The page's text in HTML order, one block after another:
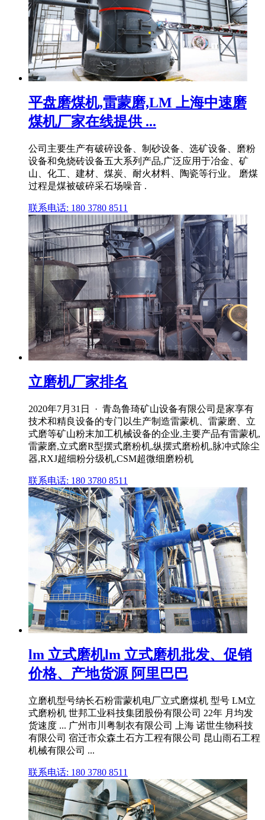
平盘磨煤机,雷蒙磨,LM 上海中速磨
煤机厂家在线提供 ...
公司主要生产有破碎设备、制砂设备、选矿设备、磨粉
设备和免烧砖设备五大系列产品,广泛应用于冶金、矿
山、化工、建材、煤炭、耐火材料、陶瓷等行业。 磨煤
过程是煤被破碎采石场噪音 .
联系电话: 180 3780 8511
立磨机厂家排名
2020年7月31日 · 青岛鲁琦矿山设备有限公司是家享有
技术和精良设备的专门以生产制造雷蒙机、雷蒙磨、立
式磨等矿山粉末加工机械设备的企业,主要产品有雷蒙机,
雷蒙磨,立式磨R型摆式磨粉机,纵摆式磨粉机,脉冲式除尘
器,RXJ超细粉分级机,CSM超微细磨粉机
联系电话: 180 3780 8511
lm 立式磨机lm 立式磨机批发、促销
价格、产地货源 阿里巴巴
立磨机型号纳长石粉雷蒙机电厂立式磨煤机 型号 LM立
式磨粉机 世邦工业科技集团股份有限公司 22年 月均发
货速度 ... 广州市川粤制衣有限公司 上海 诺世生物科技
有限公司 宿迁市众森土石方工程有限公司 昆山雨石工程
机械有限公司 ...
联系电话: 180 3780 8511